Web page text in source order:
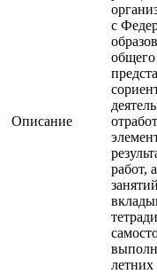
Описание
с
общего
работ,
летних